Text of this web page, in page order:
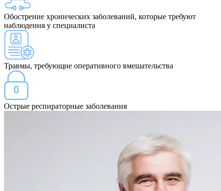
Обострение хронических заболеваний, которые требуют
наблюдения у специалиста
Травмы, требующие оперативного вмешательства
Острые респираторные заболевания